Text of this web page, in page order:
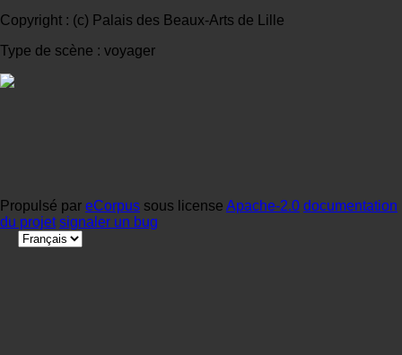
Copyright : (c) Palais des Beaux-Arts de Lille
Type de scène : voyager
Propulsé par eCorpus sous license Apache-2.0 documentation
du projet signaler un bug